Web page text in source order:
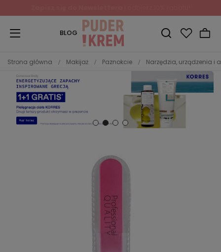
BLOG
Strona główna Makijaż Paznokcie Narzędzia, urządzenia i